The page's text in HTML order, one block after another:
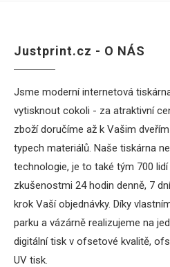
Justprint.cz - O NÁS
Jsme moderní internetová
vytisknout cokoli - za atraktivní
zboží doručíme až k Vašim
typech materiálů. Naše tiskárna
technologie, je to také tým 700
zkušenostmi 24 hodin denně, 7
krok Vaší objednávky. Díky
parku a vázárně realizujeme na
digitální tisk v ofsetové kvalitě,
UV tisk.